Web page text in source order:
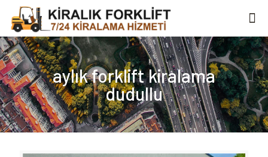
aylık forklift kiralama
dudullu